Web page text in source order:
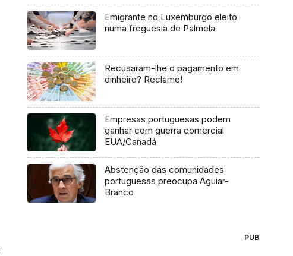
Emigrante no Luxemburgo eleito
numa freguesia de Palmela
Recusaram-lhe o pagamento em
dinheiro? Reclame!
Empresas portuguesas podem
ganhar com guerra comercial
EUA/Canadá
Abstenção das comunidades
portuguesas preocupa Aguiar-
Branco
PUB